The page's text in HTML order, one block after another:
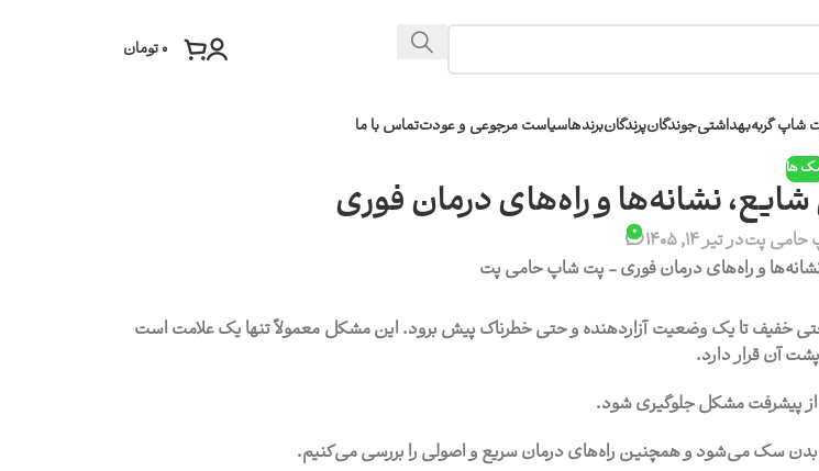
۰تومان
شاپ گربهبهداشتیجوندگانپرندگانبرندهاسیاست مرجوعی و عودتتماس با ما
ها
نشانه‌ها و راه‌های درمان فوری
حامی پتدر تیر 14, 1405 0
خفیف تا یک وضعیت آزاردهنده و حتی خطرناک پیش برود. این مشکل معمولاً تنها یک علامت است
آن قرار دارد.
پیشرفت مشکل جلوگیری شود.
بدن سگ می‌شود و همچنین راه‌های درمان سریع و اصولی را بررسی می‌کنیم.